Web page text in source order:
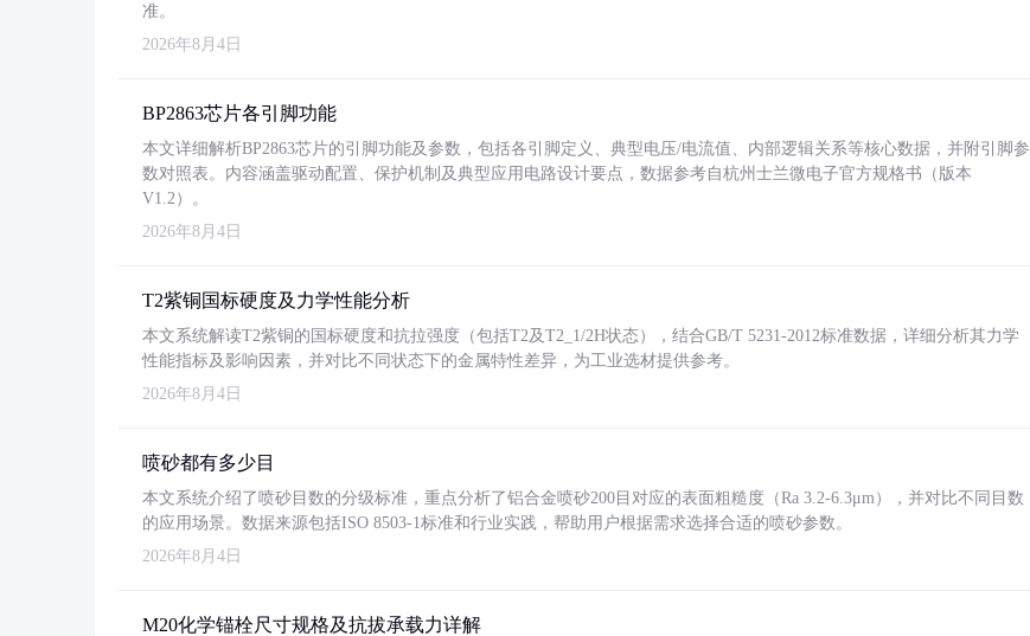
准。
2026年8月4日
BP2863芯片各引脚功能
本文详细解析BP2863芯片的引脚功能及参数，包括各引脚定义、典型电压/电流值、内部逻辑关系等核心数据，并附引脚参
数对照表。内容涵盖驱动配置、保护机制及典型应用电路设计要点，数据参考自杭州士兰微电子官方规格书（版本
V1.2）。
2026年8月4日
T2紫铜国标硬度及力学性能分析
本文系统解读T2紫铜的国标硬度和抗拉强度（包括T2及T2_1/2H状态），结合GB/T 5231-2012标准数据，详细分析其力学
性能指标及影响因素，并对比不同状态下的金属特性差异，为工业选材提供参考。
2026年8月4日
喷砂都有多少目
本文系统介绍了喷砂目数的分级标准，重点分析了铝合金喷砂200目对应的表面粗糙度（Ra 3.2-6.3μm），并对比不同目数
的应用场景。数据来源包括ISO 8503-1标准和行业实践，帮助用户根据需求选择合适的喷砂参数。
2026年8月4日
M20化学锚栓尺寸规格及抗拔承载力详解